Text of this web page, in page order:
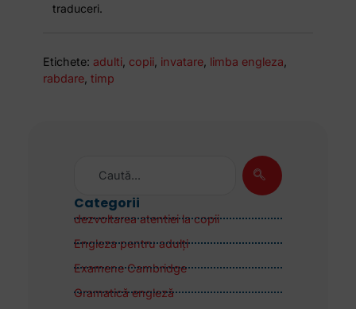
traduceri.
Etichete: adulti, copii, invatare, limba engleza,
rabdare,timp
Categorii
dezvoltarea atentiei la copii
Engleza pentru adulţi
Examene Cambridge
Gramatică engleză